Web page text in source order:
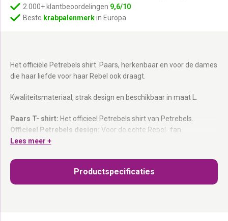
Het officiële Petrebels shirt. Paars, herkenbaar en voor de dames
die haar liefde voor haar Rebel ook draagt.
Kwaliteitsmateriaal, strak design en beschikbaar in maat L.
Paars T- shirt: Het officieel Petrebels shirt van Petrebels.
Officieel Petrebels design: Voor de echte Rebel- fan.
Kwaliteitsmateriaal:
Lees meer +
2.000+ klantbeoordelingen 9,6/10
Beste krabpalenmerkin Europa
Productspecificaties